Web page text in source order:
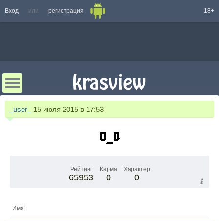
Вход или регистрация 18+
_user_ 15 июля 2015 в 17:53
Рейтинг
65953
Карма
0
Характер
0
Имя: